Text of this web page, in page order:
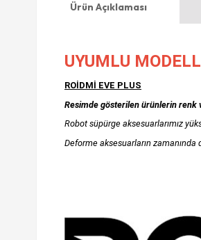
Ürün Açıklaması
UYUMLU
ROİDMİ EVE PLUS
Resimde gösterilen ürünlerin renk
Robot süpürge aksesuarlarımız
Deforme aksesuarların